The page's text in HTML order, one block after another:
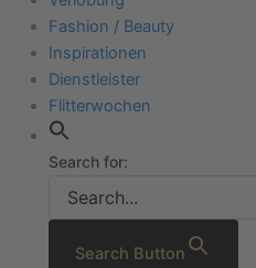
Fashion / Beauty
Inspirationen
Dienstleister
Flitterwochen
Search for:
Search Button